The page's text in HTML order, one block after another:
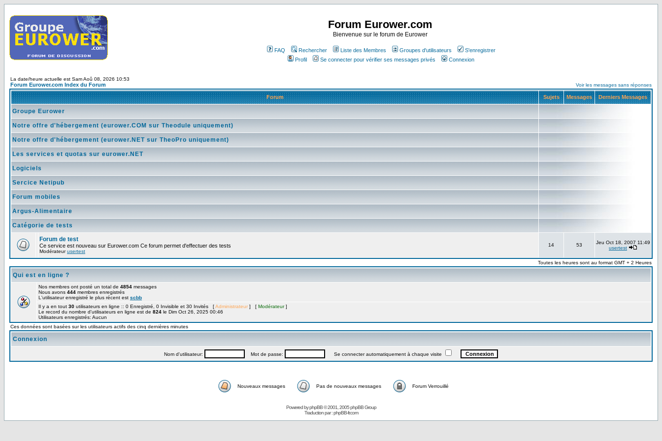
Forum Eurower.com
Bienvenue sur le forum de Eurower
FAQ Rechercher Liste des Membres Groupes d'utilisateurs
S'enregistrer
Profil
Se connecter pour vérifier ses messages privés Connexion
La date/heure actuelle est Sam Aoû 08, 2026 10:53
Forum Eurower.com Index du Forum Voir les messages sans réponses
Forum Sujets Messages Derniers Messages
Groupe Eurower
Notre offre d'hébergement (eurower.COM sur Theodule uniquement)
Notre offre d'hébergement (eurower.NET sur TheoPro uniquement)
Les services et quotas sur eurower.NET
Logiciels
Sercice Netipub
Forum mobiles
Argus-Alimentaire
Catégorie de tests
Forum de test
Ce service est nouveau sur Eurower.com Ce forum permet d'effectuer des tests
Modérateurusertest
14 53
Jeu Oct 18, 2007 11:49
usertest
Toutes les heures sont au format GMT + 2 Heures
Qui est en ligne ?
Nos membres ont posté un total de 4854 messages
Nous avons 444 membres enregistrés
L'utilisateur enregistré le plus récent est scbb
Il y a en tout 30 utilisateurs en ligne :: 0 Enregistré, 0 Invisible et 30 Invités [Administrateur ] [ Modérateur]
Le record du nombre d'utilisateurs en ligne est de 824 le Dim Oct 26, 2025 00:46
Utilisateurs enregistrés: Aucun
Ces données sont basées sur les utilisateurs actifs des cinq dernières minutes
Connexion
Nom d'utilisateur: Mot de passe: Se connecter automatiquement à chaque visite
Nouveaux messages Pas de nouveaux messages Forum Verrouillé
Powered byphpBB© 2001, 2005 phpBB Group
Traduction par :phpBB-fr.com